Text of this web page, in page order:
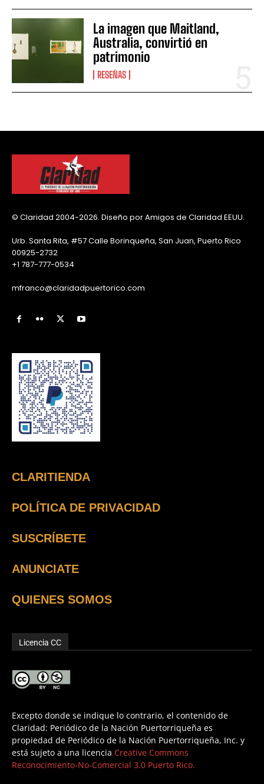
La imagen que Maitland,
Australia, convirtió en
patrimonio
RESEÑAS
© Claridad 2004-2026. Diseño por Amigos de Claridad EEUU.
Urb. Santa Rita, #57 Calle Borinqueña, San Juan, Puerto Rico
00925-2732
+1 787-777-0534
mfranco@claridadpuertorico.com
CLARITIENDA
POLÍTICA DE PRIVACIDAD
SUSCRÍBETE
ANUNCIATE
QUIENES SOMOS
Licencia CC
Excepto donde se indique lo contrario, el contenido de
Claridad: Periódico de la Nación Puertorriqueña es
propiedad de Periódico de la Nación Puertorriqueña, Inc. y
está sujeto a una licencia Creative Commons
Reconocimiento-No-Comercial 3.0 Puerto Rico.